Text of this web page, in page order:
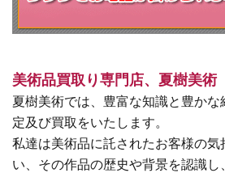
美術品買取り専門店、夏樹美術
夏樹美術では、豊富な知識と豊か
定及び買取をいたします。
私達は美術品に託されたお客様の気
い、その作品の歴史や背景を認識し